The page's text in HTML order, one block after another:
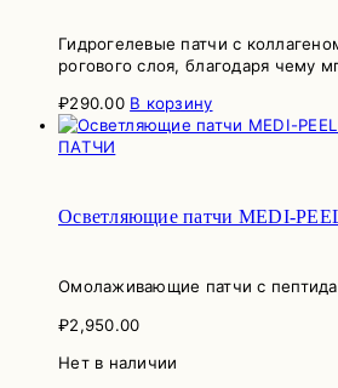
Гидрогелевые патчи с
рогового слоя, благодаря чему
₽290.00 В корзину
ПАТЧИ
Осветляющие патчи MEDI-
Омолаживающие патчи с
₽2,950.00
Нет в наличии